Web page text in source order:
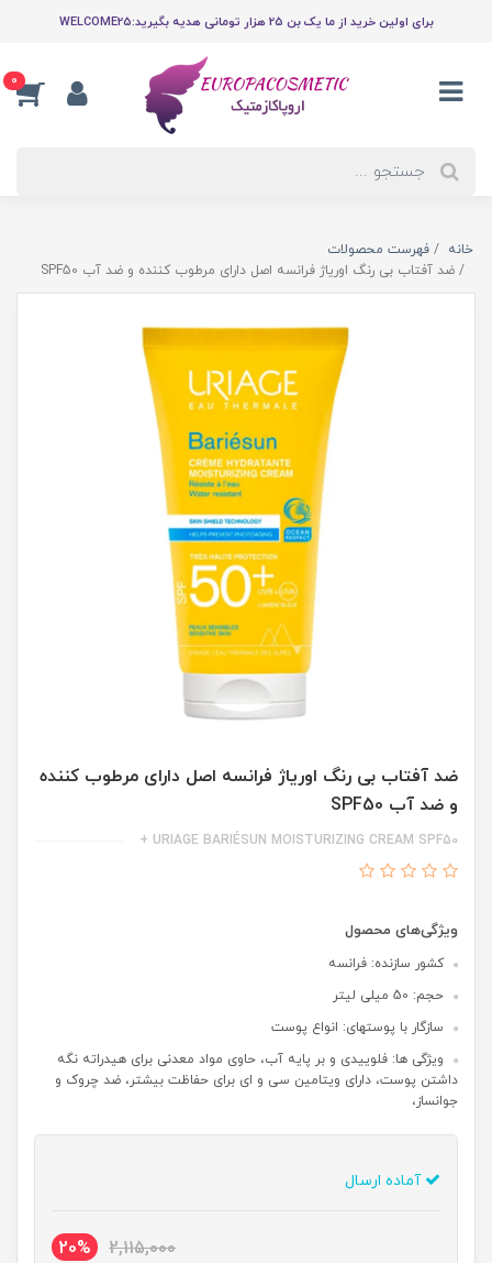
برای اولین خرید از ما یک بن 25 هزار تومانی هدیه بگیرید:WELCOME25
0
خانه
فهرست محصولات
ضد آفتاب بی رنگ اوریاژ فرانسه اصل دارای مرطوب کننده و ضد آب SPF50
ضد آفتاب بی رنگ اوریاژ فرانسه اصل دارای مرطوب کننده
و ضد آب SPF50
URIAGE BARIÉSUN MOISTURIZING CREAM SPF50 +
ویژگی‌های محصول
کشور سازنده: فرانسه
حجم: 50 میلی لیتر
سازگار با پوستهای: انواع پوست
ویژگی ها: فلوییدی و بر پایه آب، حاوی مواد معدنی برای هیدراته نگه
داشتن پوست، دارای ویتامین سی و ای برای حفاظت بیشتر، ضد چروک و
جوانساز،
آماده ارسال
2,115,000
20%